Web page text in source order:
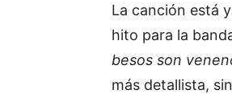
La canción está
hito para la
besos son
más detallista,